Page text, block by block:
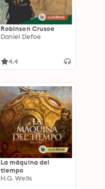
Robinson Crusoe
Daniel Defoe
4.4
La máquina del
tiempo
H.G. Wells